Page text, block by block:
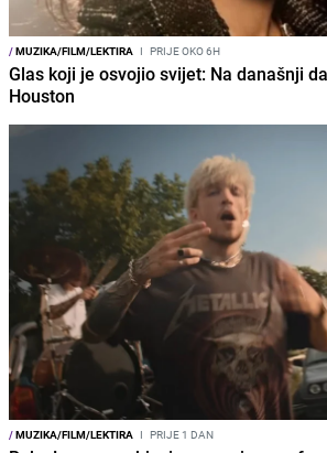
/MUZIKA/FILM/LEKTIRA I PRIJE OKO 6H
Glas koji je osvojio svijet: Na današnji
Houston
/MUZIKA/FILM/LEKTIRA I PRIJE 1 DAN